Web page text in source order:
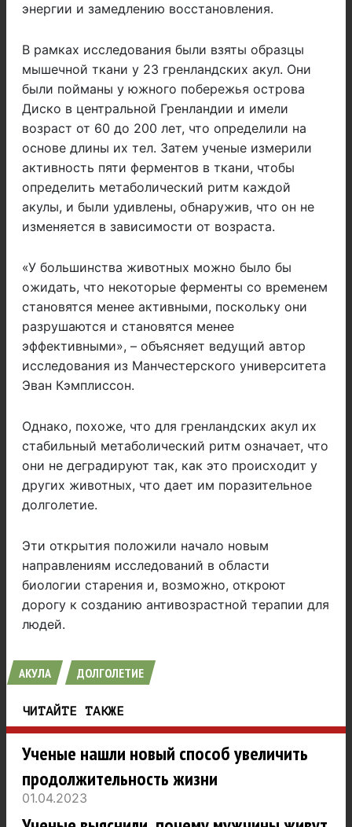
энергии и замедлению восстановления.
В рамках исследования были взяты образцы
мышечной ткани у 23 гренландских акул. Они
были пойманы у южного побережья острова
Диско в центральной Гренландии и имели
возраст от 60 до 200 лет, что определили на
основе длины их тел. Затем ученые измерили
активность пяти ферментов в ткани, чтобы
определить метаболический ритм каждой
акулы, и были удивлены, обнаружив, что он не
изменяется в зависимости от возраста.
«У большинства животных можно было бы
ожидать, что некоторые ферменты со временем
становятся менее активными, поскольку они
разрушаются и становятся менее
эффективными», – объясняет ведущий автор
исследования из Манчестерского университета
Эван Кэмплиссон.
Однако, похоже, что для гренландских акул их
стабильный метаболический ритм означает, что
они не деградируют так, как это происходит у
других животных, что дает им поразительное
долголетие.
Эти открытия положили начало новым
направлениям исследований в области
биологии старения и, возможно, откроют
дорогу к созданию антивозрастной терапии для
людей.
АКУЛА ДОЛГОЛЕТИЕ
ЧИТАЙТЕ ТАКЖЕ
Ученые нашли новый способ увеличить
продолжительность жизни
01.04.2023